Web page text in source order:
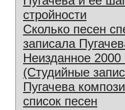
стройности
Сколько песен
записала
Неизданное 2000
(Студийные
Пугачева
список песен